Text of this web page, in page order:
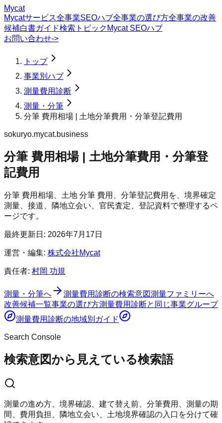
Mycat
Mycatサービス全事業SEOハブ全事業の選び方全事業の改善
候補白書ガイド検索トピック Mycat SEOハブ
お問い合わせ->
トップ
事業別ハブ
測量費用診断
測量・分筆
分筆 費用相場 | 土地分筆費用・分筆登記費用
sokuryo.mycat.business
分筆 費用相場 | 土地分筆費用・分筆登
記費用
分筆 費用相場、土地 分筆 費用、分筆登記費用を、境界確定
測量、接道、隣地立会い、官民査定、登記資料で整理するペ
ージです。
最終更新日: 2026年7月17日
運営・編集: 株式会社Mycat
責任者: 村岡 功規
測量・分筆へ 測量費用診断の検索意図測量ファミリーへ
改善候補一覧事業の選び方測量費用診断と同じ事業グループ
測量費用診断の地域別ガイド
Search Console
検索意図から見えている検索語
測量の進め方、境界確認、建て替え前、分筆費用、測量の期
間、費用負担、隣地立会い、土地境界確認の入口を分けて確